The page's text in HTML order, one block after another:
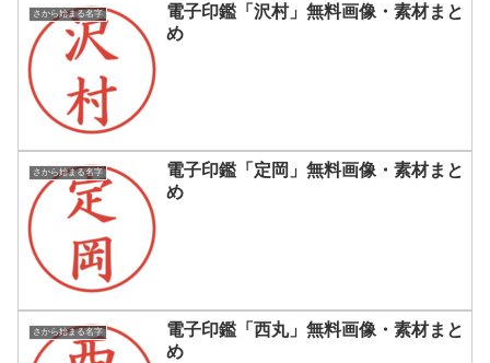
さから始まる名字
電子印鑑「沢村」無料画像・素材まと
め
さから始まる名字
電子印鑑「定岡」無料画像・素材まと
め
さから始まる名字
電子印鑑「西丸」無料画像・素材まと
め